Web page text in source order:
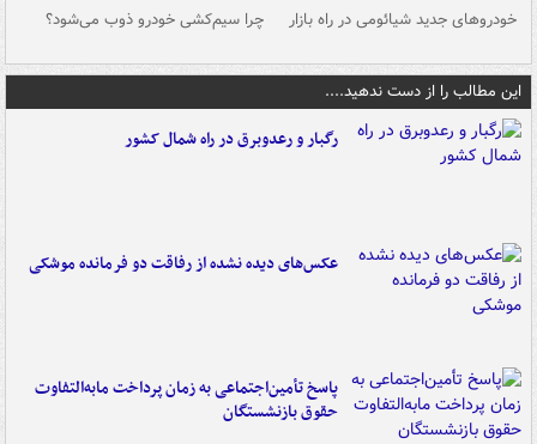
خودروهای جدید شیائومی در راه بازار چرا سیم‌کشی خودرو ذوب می‌شود؟
این مطالب را از دست ندهید....
رگبار و رعدوبرق در راه شمال کشور
عکس‌های دیده نشده از رفاقت دو فرمانده‌ موشکی
پاسخ تأمین‌اجتماعی به زمان پرداخت مابه‌التفاوت
حقوق بازنشستگان